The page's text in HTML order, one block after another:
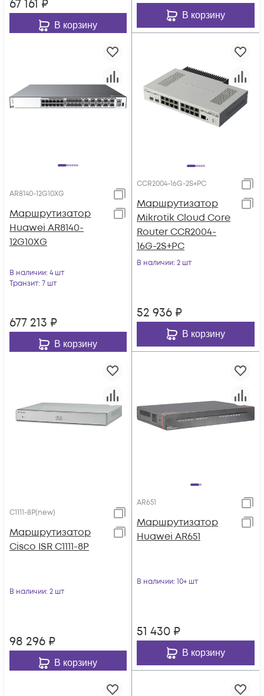
67 161 ₽
В корзину
В корзину
AR8140-12G10XG
Маршрутизатор
Huawei AR8140-
12G10XG
В наличии: 4 шт
Транзит: 7 шт
677 213 ₽
В корзину
CCR2004-16G-2S+PC
Маршрутизатор
Mikrotik Cloud Core
Router CCR2004-
16G-2S+PC
В наличии: 2 шт
52 936 ₽
В корзину
C1111-8P(new)
Маршрутизатор
Cisco ISR C1111-8P
В наличии: 2 шт
98 296 ₽
В корзину
AR651
Маршрутизатор
Huawei AR651
В наличии: 10+ шт
51 430 ₽
В корзину